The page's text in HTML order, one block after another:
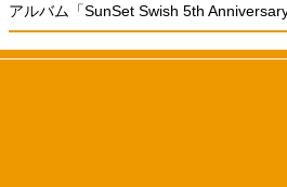
アルバム「SunSet Swish 5th